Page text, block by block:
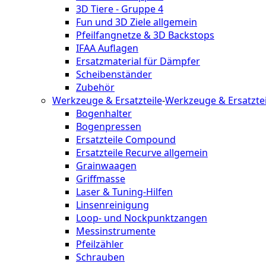
3D Tiere - Gruppe 4
Fun und 3D Ziele allgemein
Pfeilfangnetze & 3D Backstops
IFAA Auflagen
Ersatzmaterial für Dämpfer
Scheibenständer
Zubehör
Werkzeuge & Ersatzteile-Werkzeuge &
Bogenhalter
Bogenpressen
Ersatzteile Compound
Ersatzteile Recurve allgemein
Grainwaagen
Griffmasse
Laser & Tuning-Hilfen
Linsenreinigung
Loop- und Nockpunktzangen
Messinstrumente
Pfeilzähler
Schrauben